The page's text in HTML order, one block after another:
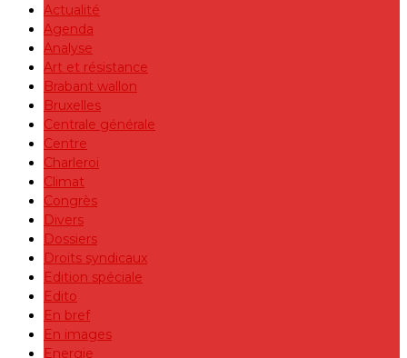
Actualité
Agenda
Analyse
Art et résistance
Brabant wallon
Bruxelles
Centrale générale
Centre
Charleroi
Climat
Congrès
Divers
Dossiers
Droits syndicaux
Edition spéciale
Edito
En bref
En images
Energie